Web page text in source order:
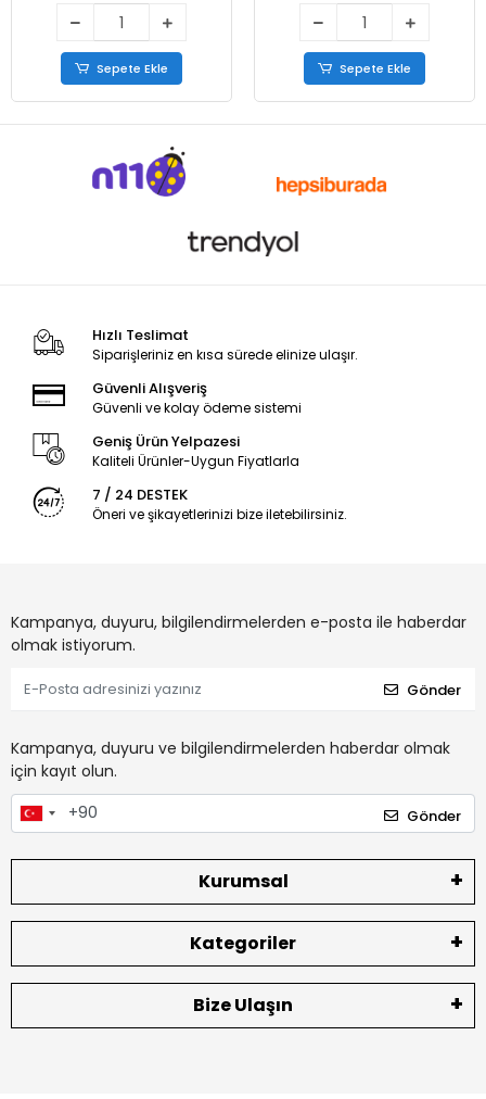
Sepete Ekle Sepete Ekle
Hızlı Teslimat
Siparişleriniz en kısa sürede elinize ulaşır.
Güvenli Alışveriş
Güvenli ve kolay ödeme sistemi
Geniş Ürün Yelpazesi
Kaliteli Ürünler-Uygun Fiyatlarla
7 / 24 DESTEK
Öneri ve şikayetlerinizi bize iletebilirsiniz.
Kampanya, duyuru, bilgilendirmelerden e-posta ile haberdar
olmak istiyorum.
Gönder
Kampanya, duyuru ve bilgilendirmelerden haberdar olmak
için kayıt olun.
Gönder
Kurumsal
Kategoriler
Bize Ulaşın